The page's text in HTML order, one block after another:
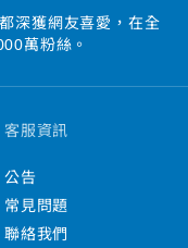
深獲網友喜愛，在全
萬粉絲。
客服資訊
公告
常見問題
聯絡我們